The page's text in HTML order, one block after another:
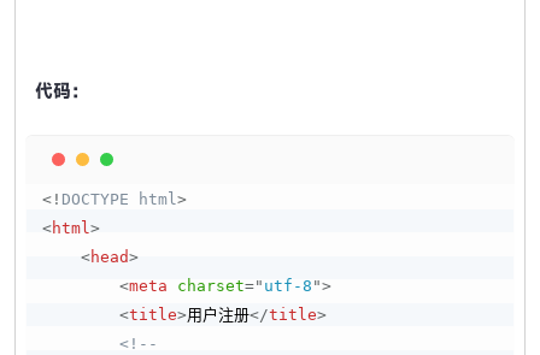
代码：
<! DOCTYPE html >
<html >
<head>
<meta charset=" utf-8 ">
<title>用户注册</title>
<!--